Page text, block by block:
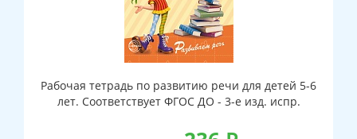
Рабочая тетрадь по развитию речи для детей 5-6
лет. Соответствует ФГОС ДО - 3-е изд. испр.